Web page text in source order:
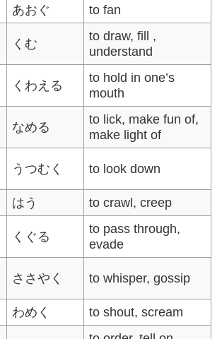
あおぐ to fan
くむ
to draw, fill ,
understand
くわえる
to hold in one’s
mouth
なめる
to lick, make fun of,
make light of
うつむく to look down
はう to crawl, creep
くぐる
to pass through,
evade
ささやく to whisper, gossip
わめく to shout, scream